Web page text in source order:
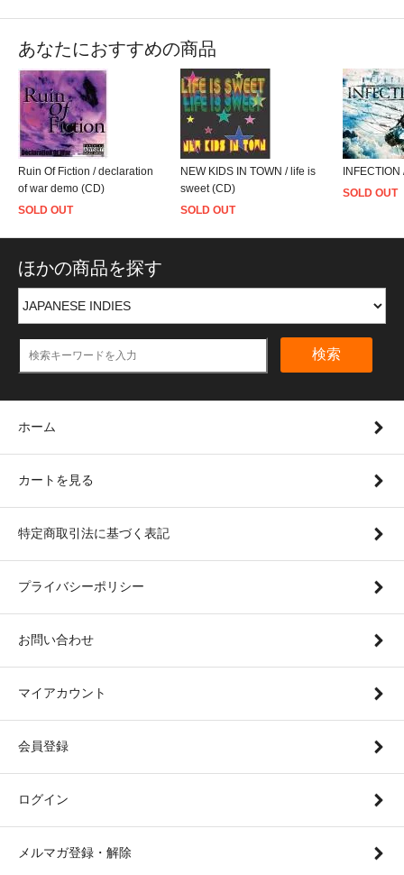
あなたにおすすめの商品
Ruin Of Fiction / declaration
of war demo (CD)
SOLD OUT
NEW KIDS IN TOWN / life is
sweet (CD)
SOLD OUT
SOLD OUT
ほかの商品を探す
検索
ホーム
カートを見る
特定商取引法に基づく表記
プライバシーポリシー
お問い合わせ
マイアカウント
会員登録
ログイン
メルマガ登録・解除